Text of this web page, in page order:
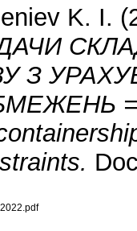
K. I.
З
=